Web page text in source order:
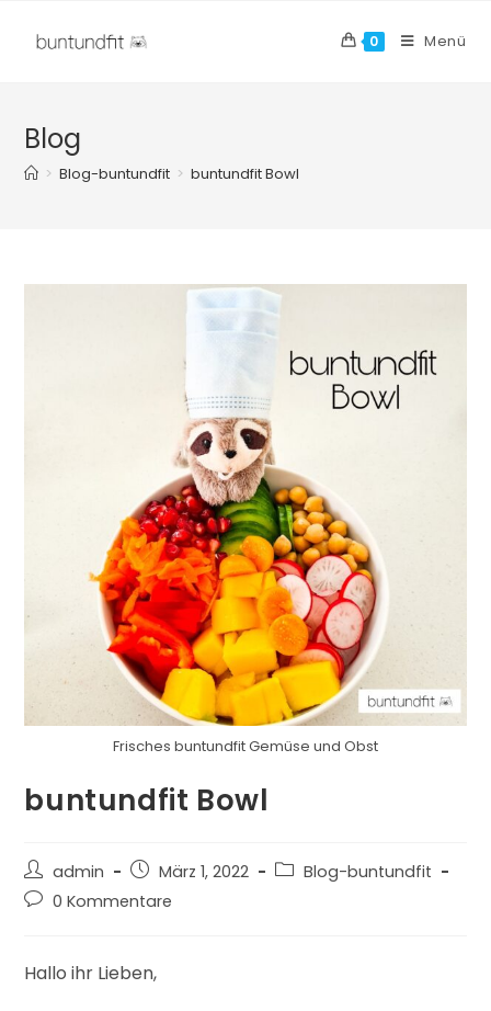
0 Menü
Blog
> Blog-buntundfit > buntundfit Bowl
Frisches buntundfit Gemüse und Obst
buntundfit Bowl
admin März 1, 2022
Blog-buntundfit
0 Kommentare
Hallo ihr Lieben,